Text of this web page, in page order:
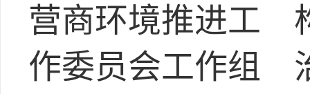
营商环境推进工
作委员会工作组